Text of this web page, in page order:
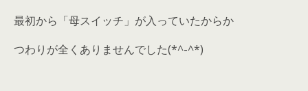
最初から「母スイッチ」が入っていたからか
つわりが全くありませんでした(*^-^*)